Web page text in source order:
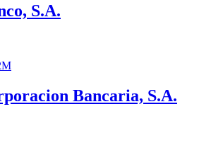
S.A.
Bancaria, S.A.